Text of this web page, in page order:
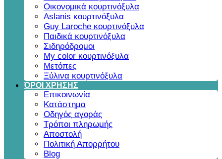
Οικονομικά κουρτινόξυλα
Aslanis κουρτινόξυλα
Guy Laroche κουρτινόξυλα
Παιδικά κουρτινόξυλα
Σιδηρόδρομοι
My color κουρτινόξυλα
Μετόπες
Ξύλινα κουρτινόξυλα
ΌΡΟΙ ΧΡΗΣΗΣ
Επικοινωνία
Κατάστημα
Οδηγός αγοράς
Τρόποι πληρωμής
Αποστολή
Πολιτική Απορρήτου
Blog